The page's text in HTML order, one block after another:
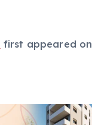
first appeared on